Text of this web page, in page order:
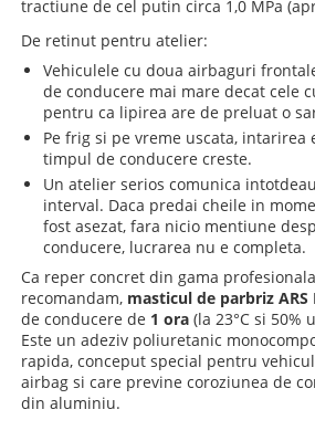
tractiune de cel putin circa 1,0 MPa
De retinut pentru atelier:
Vehiculele cu doua airbaguri
de conducere mai mare decat cele
pentru ca lipirea are de preluat o
Pe frig si pe vreme uscata, intarirea
timpul de conducere creste.
Un atelier serios comunica
interval. Daca predai cheile in
fost asezat, fara nicio mentiune
conducere, lucrarea nu e completa.
Ca reper concret din gama
recomandam, masticul de parbriz ARS
de conducere de 1 ora (la 23°C si 50%
Este un adeziv poliuretanic
rapida, conceput special pentru
airbag si care previne coroziunea de
din aluminiu.